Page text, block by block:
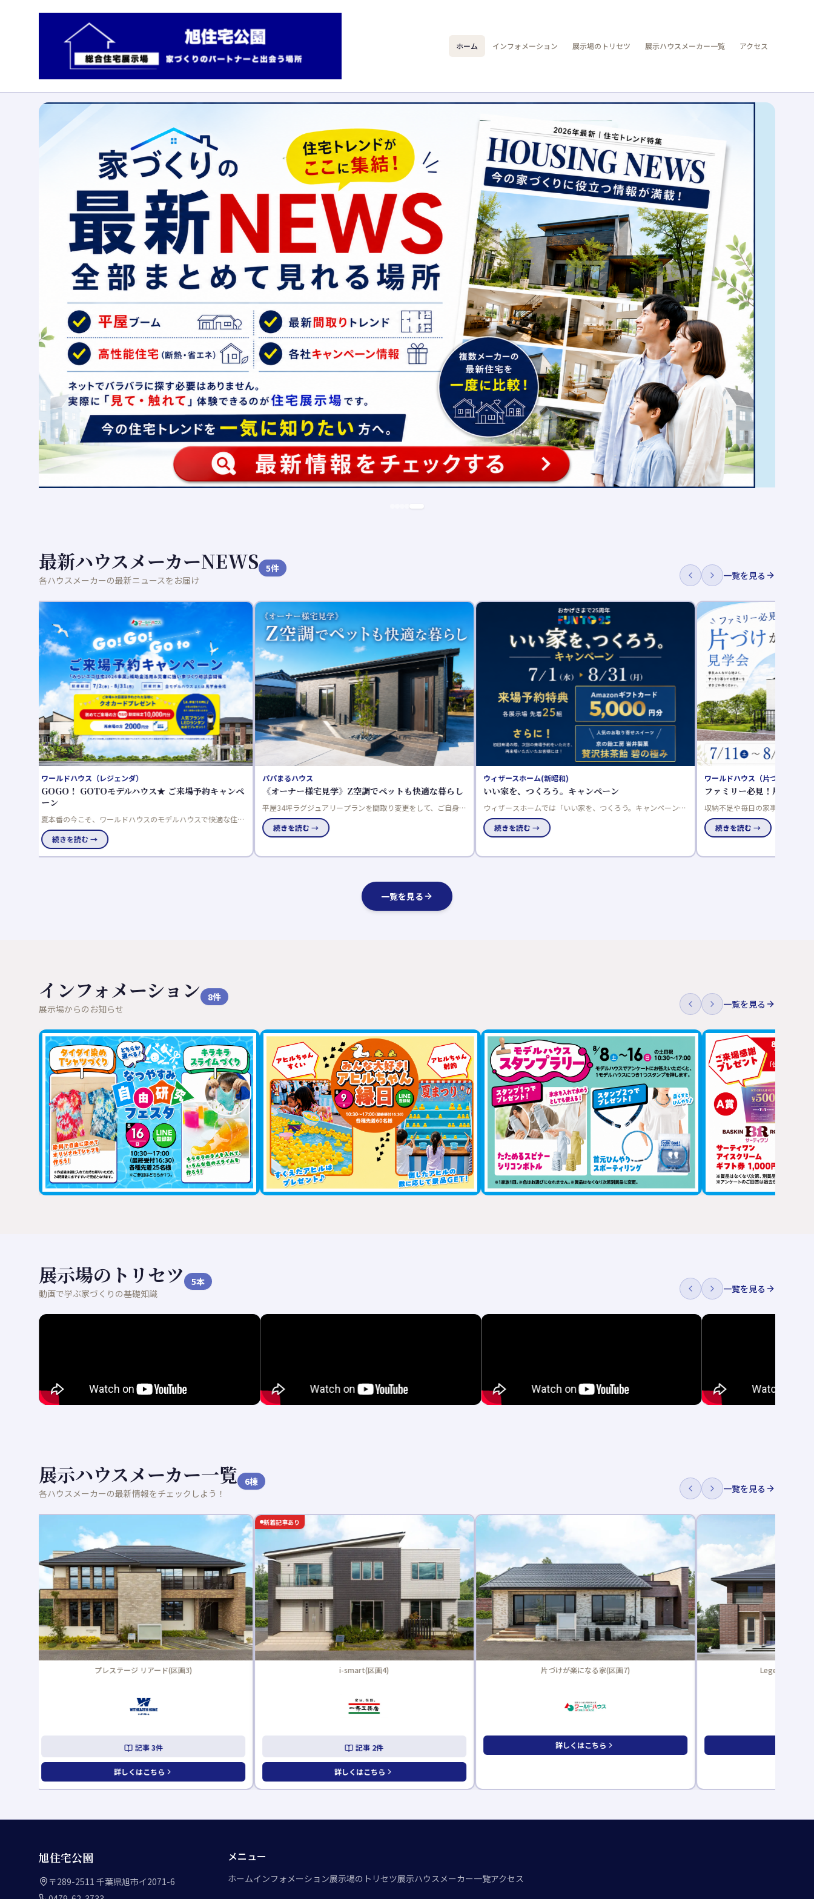
ホーム インフォメーション 展示場のトリセツ 展示ハウスメーカー一覧 アクセス
最新ハウスメーカーNEWS
各ハウスメーカーの最新ニュースをお届け
5件
一覧を見る
パパまるハウス
《オーナー様宅見学》Z空調でペットも快適な暮らし
平屋34坪ラグジュアリープランを間取り変更をして、ご自身
の快適な空間を作られました。 ペットと一緒に過ごすのに最
適な「Z空調」と一緒に体感ください！
続きを読む →
ウィザースホーム(新昭和)
いい家を、つくろう。キャンペーン
ウィザースホームでは「いい家を、つくろう。キャンペーン」
を開催。期間中、対象展示場へ事前予約のうえ見学された方
に、各展示場先着25組限定でAmazonギフトカードをプレゼ
続きを読む →
ワールドハウス（片づけが楽になる家）
ファミリー必見！片づけが楽になる家見学会@神栖市
収納不足や毎日の家事にお悩みのご家族へ。神栖市で「片づけ
が楽になる家見学会」を開催します。「洗う・干す・しまう」
がスムーズな動線や、子育てしやすい住まいの工夫を体感でき
続きを読む →
桧家住宅
完成物件見学会開催中
完成物件見学会開催中❄ 建売
調搭載✨ ・3LDK＋小屋裏収納
ドリールーム完備 見所満載！
続きを読む →
一覧を見る
インフォメーション
展示場からのお知らせ
8件
一覧を見る
展示場のトリセツ
動画で学ぶ家づくりの基礎知識
5本
一覧を見る
展示ハウスメーカー一覧
各ハウスメーカーの最新情報をチェックしよう！
6棟
一覧を見る
片づけが楽になる家(区画7)
詳しくはこちら
Legenda レジェンダ(区画5)
詳しくはこちら
スマート・
i-smart(区画4)
記事2件
詳しくはこちら
旭住宅公園
〒289-2511 千葉県旭市イ2071-6
メニュー
ホームインフォメーション展示場のトリセツ展示ハウスメーカー一覧アクセス